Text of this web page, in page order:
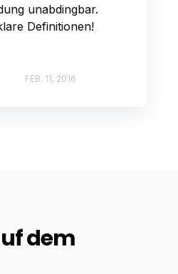
unabdingbar.
Definitionen!
FEB. 11, 2016
dem